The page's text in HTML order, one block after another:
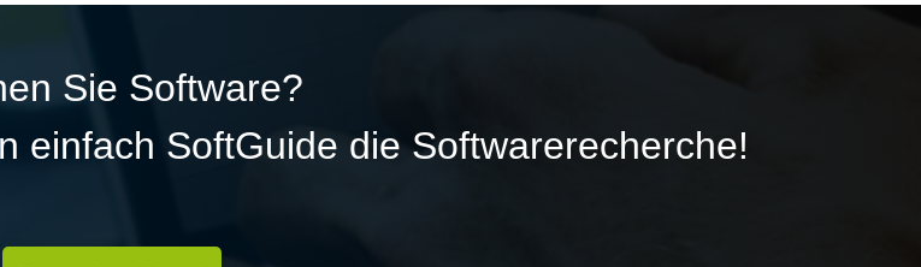
Sie Software?
einfach SoftGuide die Softwarerecherche!